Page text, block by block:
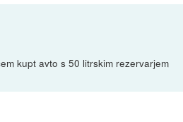
kupt avto s 50 litrskim rezervarjem